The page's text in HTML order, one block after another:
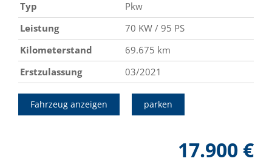
Typ
Pkw
Leistung
70 KW / 95 PS
Kilometerstand
69.675 km
Erstzulassung
03/2021
Fahrzeug anzeigen parken
17.900 €